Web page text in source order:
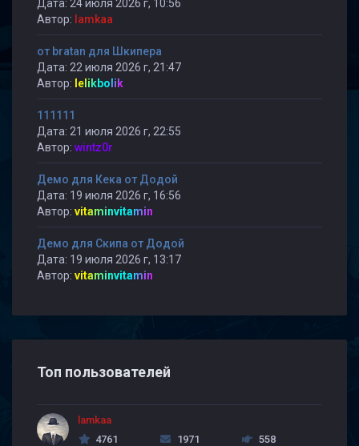
Дата: 24 июля 2026 г, 10:56
Автор: lamkaa
от bratan для Шкипера
Дата: 22 июля 2026 г, 21:47
Автор: lelikbolik
111111
Дата: 21 июля 2026 г, 22:55
Автор: wintz0r
Демо для Кека от Додой
Дата: 19 июля 2026 г, 16:56
Автор: vitaminvitamin
Демо для Скипа от Додой
Дата: 19 июля 2026 г, 13:17
Автор: vitaminvitamin
Топ пользователей
lamkaa
4761
1971 558